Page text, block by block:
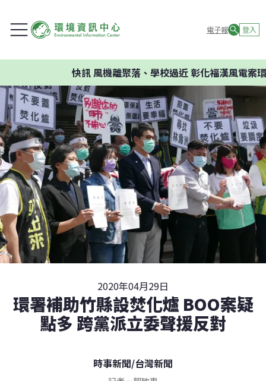
電子報 登入
風機離聚落、學校過近 彰化福漢風電案環委建議
2020年04月29日
環署補助竹縣設焚化爐 BOO案疑
點多 跨黨派立委聲援反對
時事新聞/台灣新聞